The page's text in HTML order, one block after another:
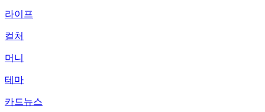
라이프
컬처
머니
테마
카드뉴스